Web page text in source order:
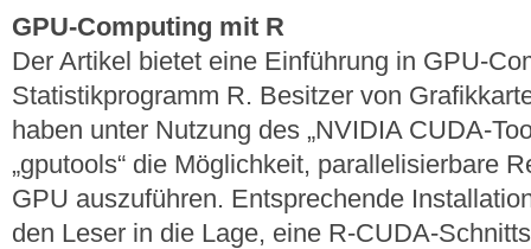
GPU-Computing mit R
Der Artikel bietet eine Einführung in GPU-
Statistikprogramm R. Besitzer von
haben unter Nutzung des „NVIDIA CUDA-
„gputools“ die Möglichkeit, parallelisierbare
GPU auszuführen. Entsprechende
den Leser in die Lage, eine R-CUDA-